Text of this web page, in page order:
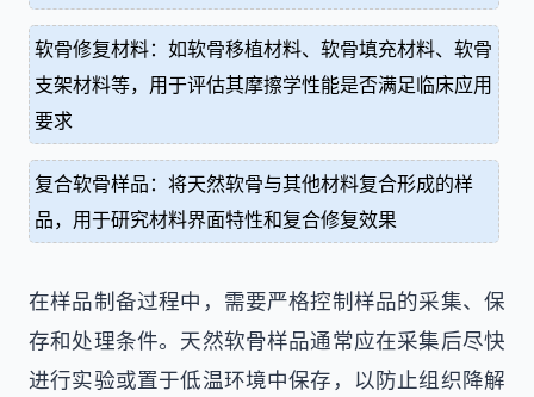
软骨修复材料：如软骨移植材料、软骨填充材料、软骨
支架材料等，用于评估其摩擦学性能是否满足临床应用
要求
复合软骨样品：将天然软骨与其他材料复合形成的样
品，用于研究材料界面特性和复合修复效果
在样品制备过程中，需要严格控制样品的采集、保
存和处理条件。天然软骨样品通常应在采集后尽快
进行实验或置于低温环境中保存，以防止组织降解